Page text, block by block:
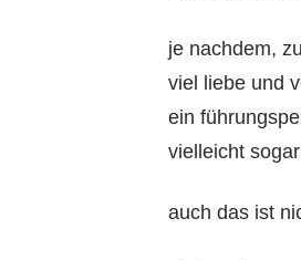
je nachdem,
viel liebe und
ein
vielleicht
auch das ist